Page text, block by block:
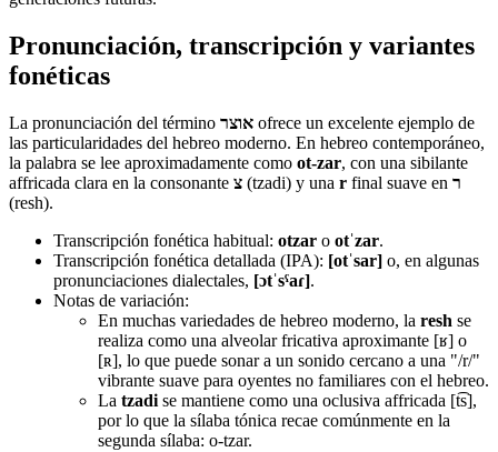
Pronunciación, transcripción y variantes
fonéticas
La pronunciación del término אוצר ofrece un excelente ejemplo de
las particularidades del hebreo moderno. En hebreo contemporáneo,
la palabra se lee aproximadamente como ot-zar, con una sibilante
affricada clara en la consonante צ (tzadi) y una r final suave en ר
(resh).
Transcripción fonética habitual: otzar o otˈzar.
Transcripción fonética detallada (IPA): [otˈsar] o, en algunas
pronunciaciones dialectales, [ɔtˈsˤaɾ].
Notas de variación:
En muchas variedades de hebreo moderno, la resh se
realiza como una alveolar fricativa aproximante [ʁ] o
[ʀ], lo que puede sonar a un sonido cercano a una "/r/"
vibrante suave para oyentes no familiares con el hebreo.
La tzadi se mantiene como una oclusiva affricada [t͡s],
por lo que la sílaba tónica recae comúnmente en la
segunda sílaba: o-tzar.